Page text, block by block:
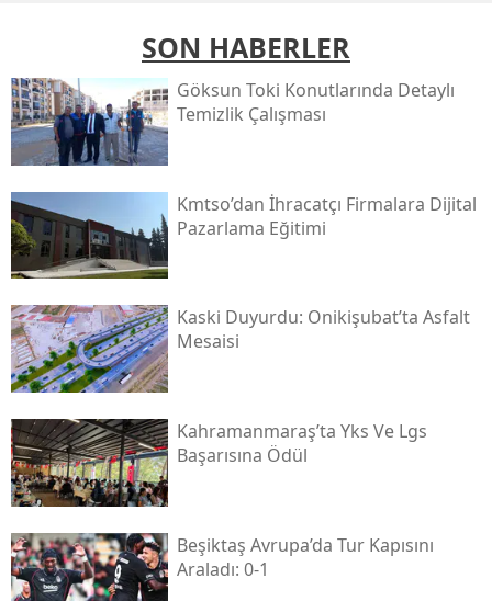
SON HABERLER
Göksun Toki̇ Konutlarında Detaylı
Temizlik Çalışması
Kmtso’dan İhracatçı Firmalara Dijital
Pazarlama Eğitimi
Kaski̇ Duyurdu: Onikişubat’ta Asfalt
Mesaisi
Kahramanmaraş’ta Yks Ve Lgs
Başarısına Ödül
Beşiktaş Avrupa’da Tur Kapısını
Araladı: 0-1